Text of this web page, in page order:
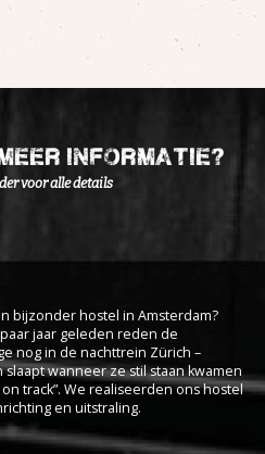
informatie?
voor alle details
bijzonder hostel in Amsterdam?
jaar geleden reden de
nog in de nachttrein Zürich –
wanneer ze stil staan kwamen
track”. We realiseerden ons hostel
en uitstraling.